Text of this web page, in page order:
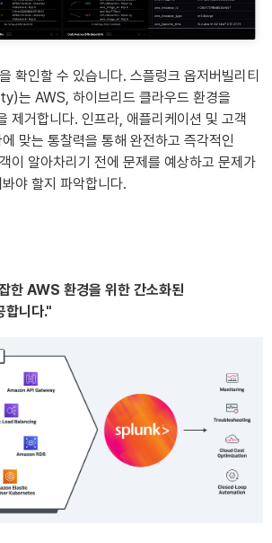
확인할 수 있습니다. 스플렁크 옵저버빌리티
는 AWS, 하이브리드 클라우드 환경을
제거합니다. 인프라, 애플리케이션 및 고객
맞는 통찰력을 통해 완전하고 즉각적인
이 알아차리기 전에 문제를 예상하고 문제가
야 할지 파악합니다.
한 AWS 환경을 위한 간소화된
합니다."